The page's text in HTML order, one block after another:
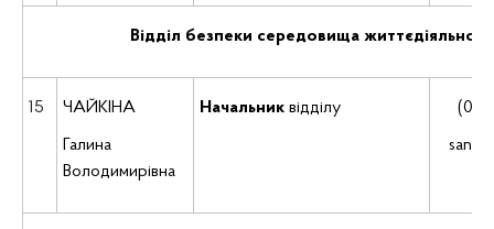
Відділ безпеки середовища
15 ЧАЙКІНА
Галина
Володимирівна
Начальник відділу